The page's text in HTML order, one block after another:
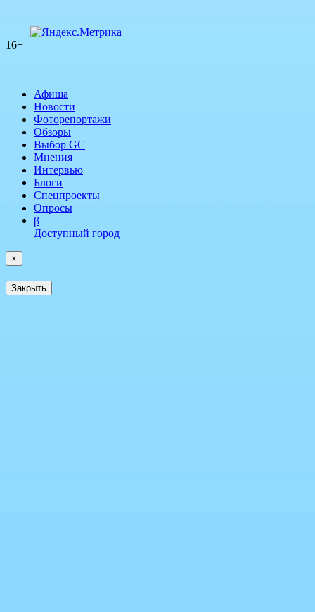
16+
Афиша
Новости
Фоторепортажи
Обзоры
Выбор GC
Мнения
Интервью
Блоги
Спецпроекты
Опросы
β
Доступный город
×
Закрыть